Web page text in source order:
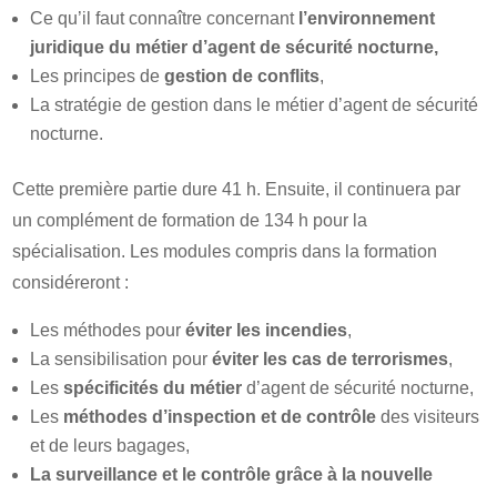
Ce qu’il faut connaître concernant l’environnement
juridique du métier d’agent de sécurité nocturne,
Les principes degestion de conflits,
La stratégie de gestion dans le métier d’agent de sécurité
nocturne.
Cette première partie dure 41 h. Ensuite, il continuera par
un complément de formation de 134 h pour la
spécialisation. Les modules compris dans la formation
considéreront :
Les méthodes pouréviter les incendies,
La sensibilisation pouréviter les cas de terrorismes,
Lesspécificités du métier d’agent de sécurité nocturne,
Les méthodes d’inspection et de contrôle des visiteurs
et de leurs bagages,
La surveillance et le contrôle grâce à la nouvelle